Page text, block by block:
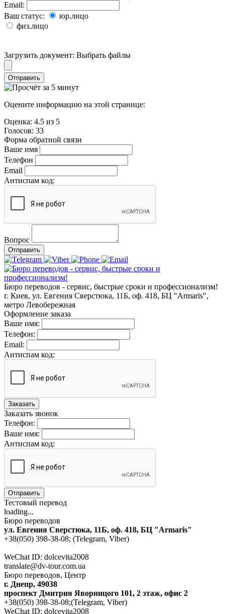
Email:
Ваш статус:
юр.лицо
физ.лицо
Загрузить документ: Выбрать файлы
Отправить
Оцените информацию на этой странице:
Оценка: 4.5 из 5
Голосов: 33
Форма обратной связи
Ваше имя
Телефон
Email
Антиспам код:
Вопрос
Отправить
Бюро переводов - сервис, быстрые сроки и профессионализм!
г. Киев, ул. Евгения Сверстюка, 11Б, оф. 418, БЦ "Armaris",
метро Левобережная
Оформление заказа
Ваше имя:
Телефон:
Email:
Антиспам код:
Заказать
Заказать звонок
Телефон:
Ваше имя:
Антиспам код:
Отправить
Тестовый перевод
loading...
Бюро переводов
ул. Евгения Сверстюка, 11Б, оф. 418, БЦ "Armaris"
+38(050) 398-38-08; (Telegram, Viber)
WeChat ID: dolcevita2008
translate@dv-tour.com.ua
Бюро переводов, Центр
г. Днепр, 49038
проспект Дмитрия Яворницого 101, 2 этаж, офис 2
+38(050) 398-38-08;(Telegram, Viber)
WeChat ID: dolcevita2008